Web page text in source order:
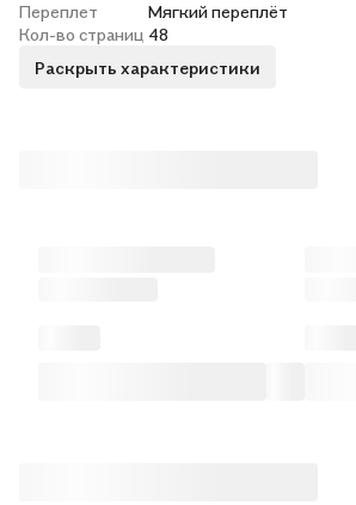
Переплет
Мягкий переплёт
Кол-во страниц 48
Раскрыть характеристики